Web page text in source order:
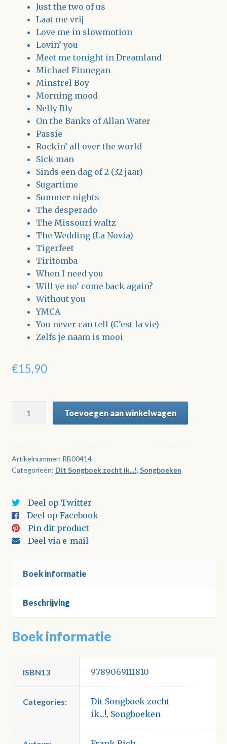
Just the two of us
Laat me vrij
Love me in slowmotion
Lovin’ you
Meet me tonight in Dreamland
Michael Finnegan
Minstrel Boy
Morning mood
Nelly Bly
On the Banks of Allan Water
Passie
Rockin’ all over the world
Sick man
Sinds een dag of 2 (32 jaar)
Sugartime
Summer nights
The desperado
The Missouri waltz
The Wedding (La Novia)
Tigerfeet
Tiritomba
When I need you
Will ye no’ come back again?
Without you
YMCA
You never can tell (C’est la vie)
Zelfs je naam is mooi
€15,90
Songboek
ik...!
Deel
14
Toevoegen aan winkelwagen
Artikelnummer: RB00414
Categorieën: Dit Songboek zocht ik...!, Songboeken
Deel op Twitter
Deel op Facebook
Pin dit product
Deel via e-mail
Boek informatie
Beschrijving
Boek informatie
ISBN13 9789069111810
Categories:
Dit Songboek zocht
ik...!, Songboeken